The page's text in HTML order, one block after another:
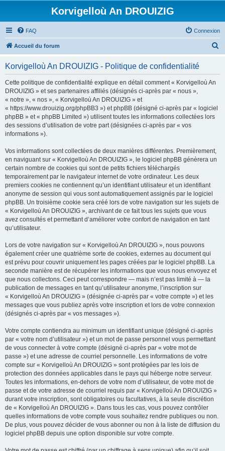
Korvigelloù An DROUIZIG
FAQ Connexion
Accueil du forum
Korvigelloù An DROUIZIG - Politique de confidentialité
Cette politique de confidentialité explique en détail comment « Korvigelloù An
DROUIZIG » et ses partenaires affiliés (désignés ci-après par « nous »,
« notre », « nos », « Korvigelloù An DROUIZIG » et
« https://www.drouizig.org/phpBB3 ») et phpBB (désigné ci-après par « logiciel
phpBB » et « phpBB Limited ») utilisent toutes les informations collectées lors
des sessions d’utilisation de votre part (désignées ci-après par « vos
informations »).
Vos informations sont collectées de deux manières différentes. Premièrement,
en naviguant sur « Korvigelloù An DROUIZIG », le logiciel phpBB génèrera un
certain nombre de cookies qui sont de petits fichiers téléchargés
temporairement par le navigateur internet de votre ordinateur. Les deux
premiers cookies ne contiennent qu’un identifiant utilisateur et un identifiant
anonyme de session qui vous sont automatiquement assignés par le logiciel
phpBB. Un troisième cookie sera créé lors de votre navigation sur les sujets de
« Korvigelloù An DROUIZIG », archivant de ce fait tous les sujets que vous
avez consultés et permettant d’améliorer votre confort de navigation en tant
qu’utilisateur.
Lors de votre navigation sur « Korvigelloù An DROUIZIG », nous pouvons
également créer une quatrième sorte de cookies, externes au document qui
est prévu pour couvrir uniquement les pages créées par le logiciel phpBB. La
seconde manière est de récupérer les informations que vous nous envoyez et
que nous collectons. Ceci peut correspondre — mais n’est pas limité à — la
publication de messages en tant qu’utilisateur anonyme, l’inscription sur
« Korvigelloù An DROUIZIG » (désignée ci-après par « votre compte ») et les
messages que vous publiez après votre inscription et lors de votre connexion
(désignés ci-après par « vos messages »).
Votre compte contiendra au minimum un identifiant unique (désigné ci-après
par « votre nom d’utilisateur ») et un mot de passe personnel vous permettant
de vous connecter à votre compte (désigné ci-après par « votre mot de
passe ») et une adresse de courriel personnelle. Les informations de votre
compte sur « Korvigelloù An DROUIZIG » sont protégées par les lois de
protection des données applicables dans le pays qui héberge notre serveur.
Toutes les informations, en-dehors de votre nom d’utilisateur, de votre mot de
passe et de votre adresse de courriel requis par « Korvigelloù An DROUIZIG »
durant votre inscription, sont obligatoires ou facultatives, à la seule discrétion
de « Korvigelloù An DROUIZIG ». Dans tous les cas, vous pouvez contrôler
quelles informations de votre compte vous souhaitez rendre publiques ou non.
De plus, vous pouvez décider de vous abonner ou non à la liste de diffusion du
logiciel phpBB depuis une option disponible sur votre compte.